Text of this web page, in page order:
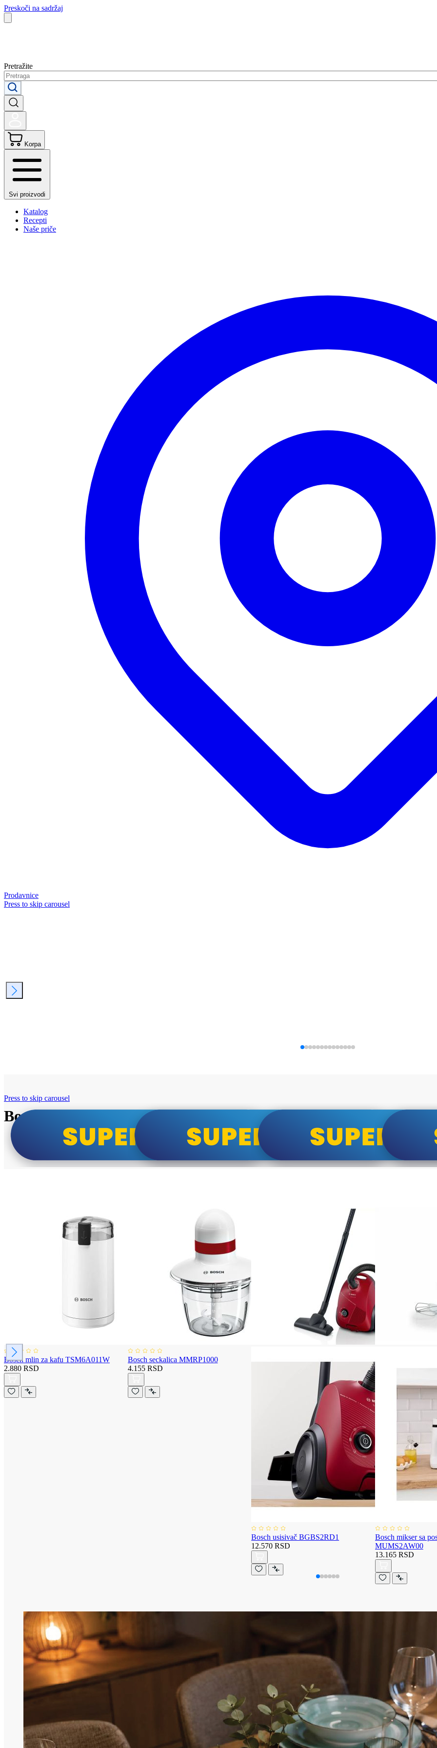
Preskoči na sadržaj
Pretražite
Korpa
Svi proizvodi
Katalog
Recepti
Naše priče
Prodavnice
Press to skip carousel
Bosch super cene
Press to skip carousel
Bosch mlin za kafu TSM6A011W
2.880 RSD
Bosch seckalica MMRP1000
4.155 RSD
Bosch usisivač BGBS2RD1
12.570 RSD
Bosch mikser sa
MUMS2AW00
13.165 RSD